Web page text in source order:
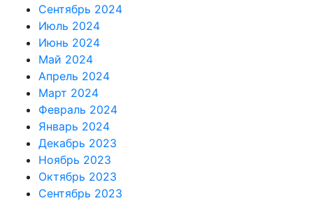
Сентябрь 2024
Июль 2024
Июнь 2024
Май 2024
Апрель 2024
Март 2024
Февраль 2024
Январь 2024
Декабрь 2023
Ноябрь 2023
Октябрь 2023
Сентябрь 2023